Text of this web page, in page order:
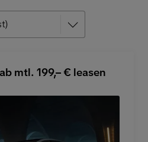
mtl. 199,– € leasen